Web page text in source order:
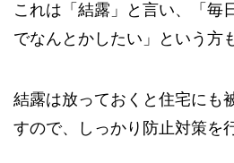
これは「結露」と言い、「毎
でなんとかしたい」という方
結露は放っておくと住宅にも
すので、しっかり防止対策を